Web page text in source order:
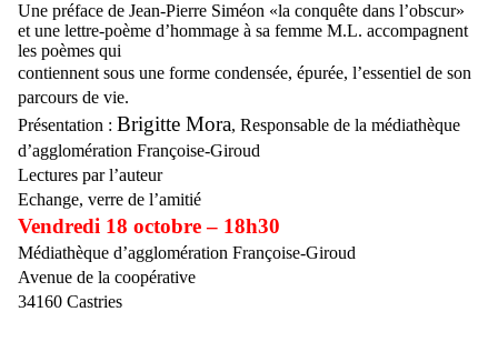
Une préface de Jean-Pierre Siméon «la conquête dans l’obscur»
et une lettre-poème d’hommage à sa femme M.L. accompagnent
les poèmes qui
contiennent sous une forme condensée, épurée, l’essentiel de son
parcours de vie.
Présentation : Brigitte Mora, Responsable de la médiathèque
d’agglomération Françoise-Giroud
Lectures par l’auteur
Echange, verre de l’amitié
Vendredi 18 octobre – 18h30
Médiathèque d’agglomération Françoise-Giroud
Avenue de la coopérative
34160 Castries